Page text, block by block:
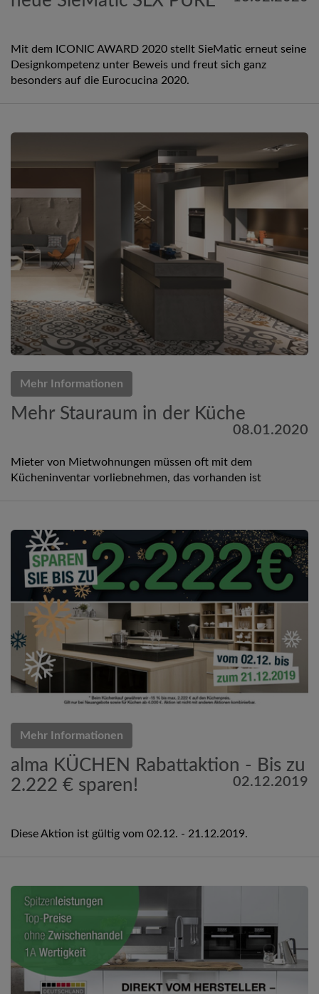
Mit dem ICONIC AWARD 2020 stellt SieMatic erneut seine
Designkompetenz unter Beweis und freut sich ganz
besonders auf die Eurocucina 2020.
Mehr Informationen
Mehr Stauraum in der Küche
08.01.2020
Mieter von Mietwohnungen müssen oft mit dem
Kücheninventar vorliebnehmen, das vorhanden ist
Mehr Informationen
alma KÜCHEN Rabattaktion - Bis zu
2.222 € sparen!
02.12.2019
Diese Aktion ist gültig vom 02.12. - 21.12.2019.